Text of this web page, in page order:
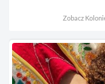
Zobacz